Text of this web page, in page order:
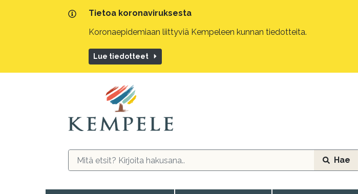
Tietoa koronaviruksesta
Koronaepidemiaan liittyviä Kempeleen kunnan tiedotteita.
Lue tiedotteet
Hae